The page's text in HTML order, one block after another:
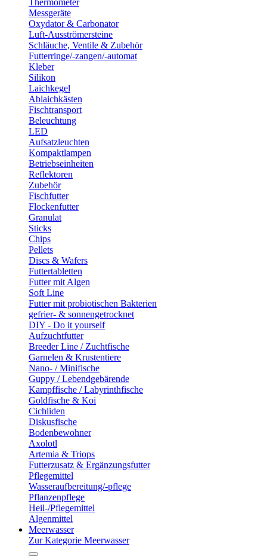
Thermometer
Messgeräte
Oxydator & Carbonator
Luft-Ausströmersteine
Schläuche, Ventile & Zubehör
Futterringe/-zangen/-automat
Kleber
Silikon
Laichkegel
Ablaichkästen
Fischtransport
Beleuchtung
LED
Aufsatzleuchten
Kompaktlampen
Betriebseinheiten
Reflektoren
Zubehör
Fischfutter
Flockenfutter
Granulat
Sticks
Chips
Pellets
Discs & Wafers
Futtertabletten
Futter mit Algen
Soft Line
Futter mit probiotischen Bakterien
gefrier- & sonnengetrocknet
DIY - Do it yourself
Aufzuchtfutter
Breeder Line / Zuchtfische
Garnelen & Krustentiere
Nano- / Minifische
Guppy / Lebendgebärende
Kampffische / Labyrinthfische
Goldfische & Koi
Cichliden
Diskusfische
Bodenbewohner
Axolotl
Artemia & Triops
Futterzusatz & Ergänzungsfutter
Pflegemittel
Wasseraufbereitung/-pflege
Pflanzenpflege
Heil-/Pflegemittel
Algenmittel
Meerwasser
Zur Kategorie Meerwasser